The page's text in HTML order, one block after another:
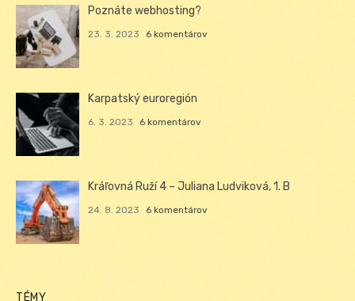
Poznáte webhosting?
23. 3. 2023 6 komentárov
Karpatský euroregión
6. 3. 2023 6 komentárov
Kráľovná Ruží 4 – Juliana Ludviková, 1. B
24. 8. 2023 6 komentárov
TÉMY